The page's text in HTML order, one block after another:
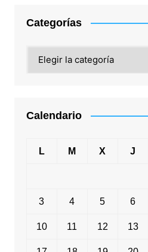
Categorías
Calendario
L M X J
3 4 5 6
10 11 12 13